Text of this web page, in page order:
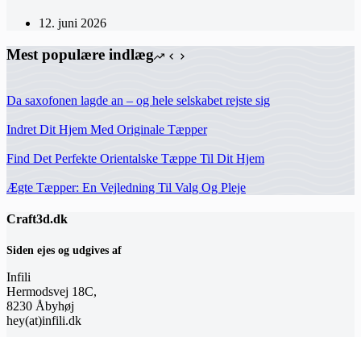
12. juni 2026
Mest populære indlæg
Da saxofonen lagde an – og hele selskabet rejste sig
Indret Dit Hjem Med Originale Tæpper
Find Det Perfekte Orientalske Tæppe Til Dit Hjem
Ægte Tæpper: En Vejledning Til Valg Og Pleje
Craft3d.dk
Siden ejes og udgives af
Infili
Hermodsvej 18C,
8230 Åbyhøj
hey(at)infili.dk